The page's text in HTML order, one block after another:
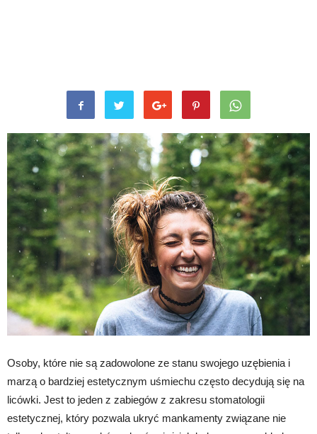
Osoby, które nie są zadowolone ze stanu swojego uzębienia i
marzą o bardziej estetycznym uśmiechu często decydują się na
licówki. Jest to jeden z zabiegów z zakresu stomatologii
estetycznej, który pozwala ukryć mankamenty związane nie